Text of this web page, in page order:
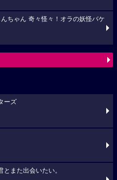
ちゃん 奇々怪々！オラの妖怪バケ
ーズ
また出会いたい。